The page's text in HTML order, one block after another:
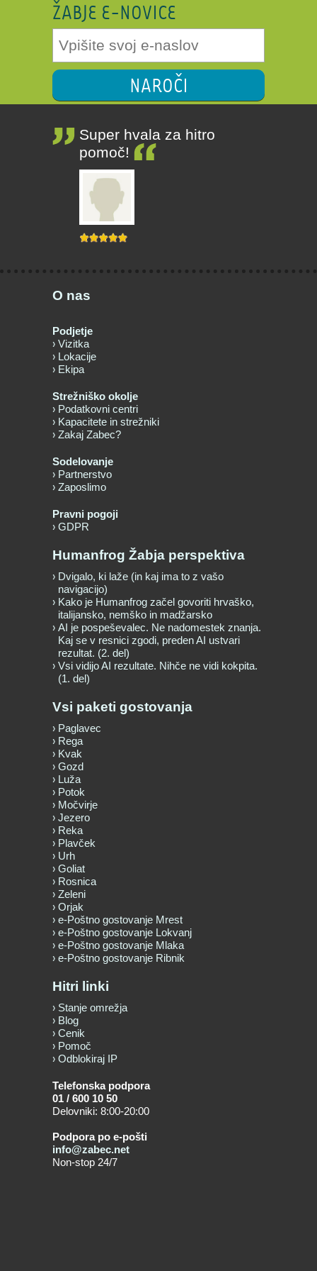
ŽABJE E-NOVICE
NAROČI
Super hvala za hitro
pomoč!
O nas
Podjetje
Vizitka
Lokacije
Ekipa
Strežniško okolje
Podatkovni centri
Kapacitete in strežniki
Zakaj Zabec?
Sodelovanje
Partnerstvo
Zaposlimo
Pravni pogoji
GDPR
Humanfrog Žabja perspektiva
Dvigalo, ki laže (in kaj ima to z vašo
navigacijo)
Kako je Humanfrog začel govoriti hrvaško,
italijansko, nemško in madžarsko
AI je pospeševalec. Ne nadomestek znanja.
Kaj se v resnici zgodi, preden AI ustvari
rezultat. (2. del)
Vsi vidijo AI rezultate. Nihče ne vidi kokpita.
(1. del)
Vsi paketi gostovanja
Paglavec
Rega
Kvak
Gozd
Luža
Potok
Močvirje
Jezero
Reka
Plavček
Urh
Goliat
Rosnica
Zeleni
Orjak
e-Poštno gostovanje Mrest
e-Poštno gostovanje Lokvanj
e-Poštno gostovanje Mlaka
e-Poštno gostovanje Ribnik
Hitri linki
Stanje omrežja
Blog
Cenik
Pomoč
Odblokiraj IP
Telefonska podpora
01 / 600 10 50
Delovniki: 8:00-20:00
Podpora po e-pošti
info@zabec.net
Non-stop 24/7